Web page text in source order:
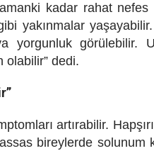
kadar rahat
gibi yakınmalar
yorgunluk
olabilir” dedi.
artırabilir.
bireylerde solunum